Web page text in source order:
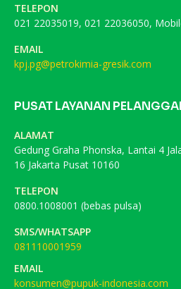
TELEPON
021 22035019, 021 22036050,
EMAIL
kpj.pg@petrokimia-gresik.com
PUSAT LAYANAN
ALAMAT
Gedung Graha Phonska, Lantai 4
16 Jakarta Pusat 10160
TELEPON
0800.1008001 (bebas pulsa)
SMS/WHATSAPP
081110001959
EMAIL
konsumen@pupuk-indonesia.com